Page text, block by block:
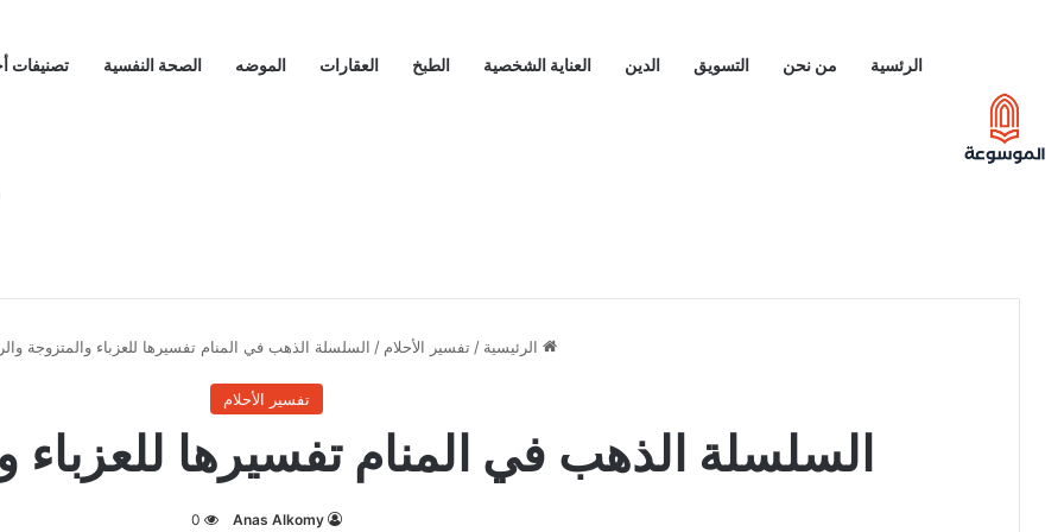
الرئسية من نحن التسويق الدين العناية الشخصية الطبخ العقارات الموضه الصحة النفسية تصنيفات
الرئيسية / تفسير الأحلام / السلسلة الذهب في المنام تفسيرها للعزباء والمتزوجة
تفسير الأحلام
السلسلة الذهب في المنام تفسيرها للعزباء
Anas Alkomy
0